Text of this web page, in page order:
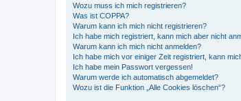
Wozu muss ich mich registrieren?
Was ist COPPA?
Warum kann ich mich nicht registrieren?
Ich habe mich registriert, kann mich aber nicht
Warum kann ich mich nicht anmelden?
Ich habe mich vor einiger Zeit registriert, kann
Ich habe mein Passwort vergessen!
Warum werde ich automatisch abgemeldet?
Wozu ist die Funktion „Alle Cookies löschen“?